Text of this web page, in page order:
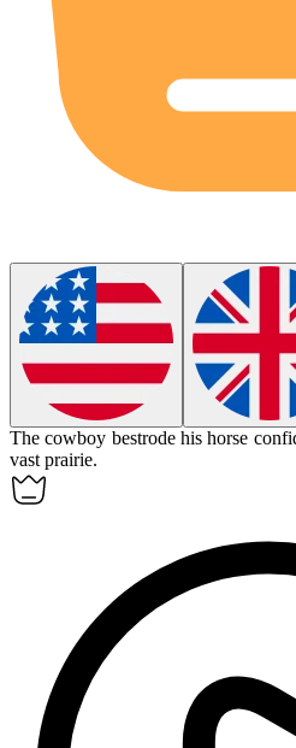
The cowboy bestrode his horse
vast prairie.